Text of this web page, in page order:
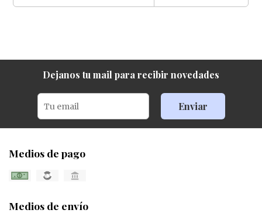
Dejanos tu mail para recibir novedades
Enviar
Medios de pago
Medios de envío